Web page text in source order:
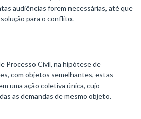
audiências forem necessárias, até que
para o conflito.
Processo Civil, na hipótese de
com objetos semelhantes, estas
uma ação coletiva única, cujo
as demandas de mesmo objeto.